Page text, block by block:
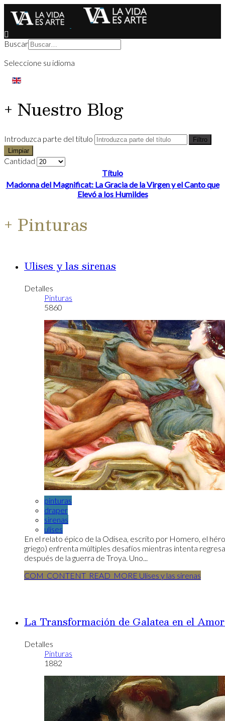
Buscar
Seleccione su idioma
+ Nuestro Blog
Introduzca parte del título
Filtro
Limpiar
Cantidad
Título
Madonna del Magnificat: La Gracia de la Virgen y el Canto que
Elevó a los Humildes
+ Pinturas
Ulises y las sirenas
Detalles
Pinturas
5860
pinturas
draper
sirenas
ulises
En el relato épico de la Odisea, escrito por Homero, el
griego) enfrenta múltiples desafíos mientras intenta
después de la guerra de Troya. Uno...
COM_CONTENT_READ_MORE Ulises y las sirenas
La Transformación de Galatea en el
Detalles
Pinturas
1882